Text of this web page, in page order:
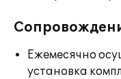
Ежемесячно
установка